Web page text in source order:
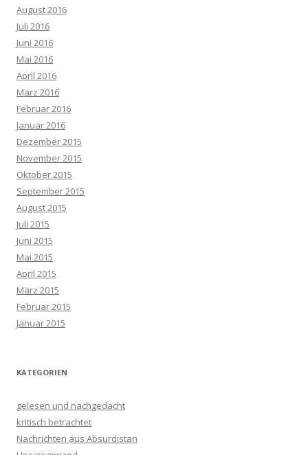
August 2016
Juli 2016
Juni 2016
Mai 2016
April 2016
März 2016
Februar 2016
Januar 2016
Dezember 2015
November 2015
Oktober 2015
September 2015
August 2015
Juli 2015
Juni 2015
Mai 2015
April 2015
März 2015
Februar 2015
Januar 2015
KATEGORIEN
gelesen und nachgedacht
kritisch betrachtet
Nachrichten aus Absurdistan